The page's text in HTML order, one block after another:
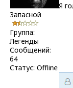
Запасной
Группа:
Легенды
Сообщений:
64
Статус: Offline
Я